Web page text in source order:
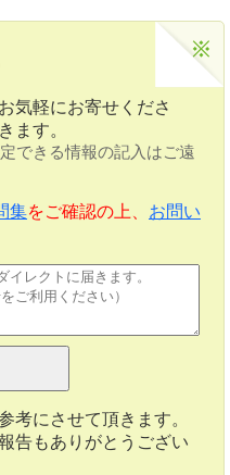
気軽にお寄せくださ
ます。
できる情報の記入はご遠
集をご確認の上、 お問い
考にさせて頂きます。
告もありがとうござい